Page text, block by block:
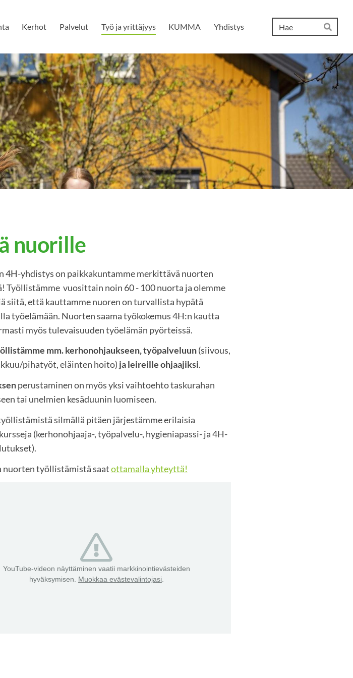
Kerhot Palvelut Työ ja yrittäjyys KUMMA Yhdistys
Hae
nuorille
4H-yhdistys on paikkakuntamme merkittävä nuorten
Työllistämme vuosittain noin 60 - 100 nuorta ja olemme
siitä, että kauttamme nuoren on turvallista hypätä
työelämään. Nuorten saama työkokemus 4H:n kautta
myös tulevaisuuden työelämän pyörteissä.
mm. kerhonohjaukseen, työpalveluun(siivous,
pihatyöt, eläinten hoito) ja leireille ohjaajiksi.
perustaminen on myös yksi vaihtoehto taskurahan
tai unelmien kesäduunin luomiseen.
silmällä pitäen järjestämme erilaisia
(kerhonohjaaja-, työpalvelu-, hygieniapassi- ja 4H-
nuorten työllistämistä saatottamalla yhteyttä!
YouTube-videon näyttäminen vaatii markkinointievästeiden
hyväksymisen. Muokkaa evästevalintojasi.